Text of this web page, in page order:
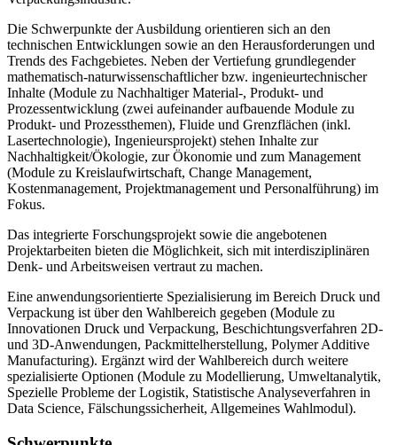
Die Schwerpunkte der Ausbildung orientieren sich an den
technischen Entwicklungen sowie an den Herausforderungen und
Trends des Fachgebietes. Neben der Vertiefung grundlegender
mathematisch-naturwissenschaftlicher bzw. ingenieurtechnischer
Inhalte (Module zu Nachhaltiger Material-, Produkt- und
Prozessentwicklung (zwei aufeinander aufbauende Module zu
Produkt- und Prozessthemen), Fluide und Grenzflächen (inkl.
Lasertechnologie), Ingenieursprojekt) stehen Inhalte zur
Nachhaltigkeit/Ökologie, zur Ökonomie und zum Management
(Module zu Kreislaufwirtschaft, Change Management,
Kostenmanagement, Projektmanagement und Personalführung) im
Fokus.
Das integrierte Forschungsprojekt sowie die angebotenen
Projektarbeiten bieten die Möglichkeit, sich mit interdisziplinären
Denk- und Arbeitsweisen vertraut zu machen.
Eine anwendungsorientierte Spezialisierung im Bereich Druck und
Verpackung ist über den Wahlbereich gegeben (Module zu
Innovationen Druck und Verpackung, Beschichtungsverfahren 2D-
und 3D-Anwendungen, Packmittelherstellung, Polymer Additive
Manufacturing). Ergänzt wird der Wahlbereich durch weitere
spezialisierte Optionen (Module zu Modellierung, Umweltanalytik,
Spezielle Probleme der Logistik, Statistische Analyseverfahren in
Data Science, Fälschungssicherheit, Allgemeines Wahlmodul).